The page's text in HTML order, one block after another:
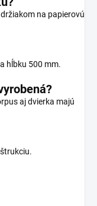
na papierovú
hĺbku 500 mm.
aj dvierka majú